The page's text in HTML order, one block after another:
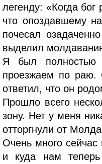
легенду: «Когда
что опоздавшему
почесал
выделил
Я был полностью
проезжаем по раю.
ответил, что он
Прошло всего
зону. Нет у меня
отторгнули от
Очень много
и куда нам